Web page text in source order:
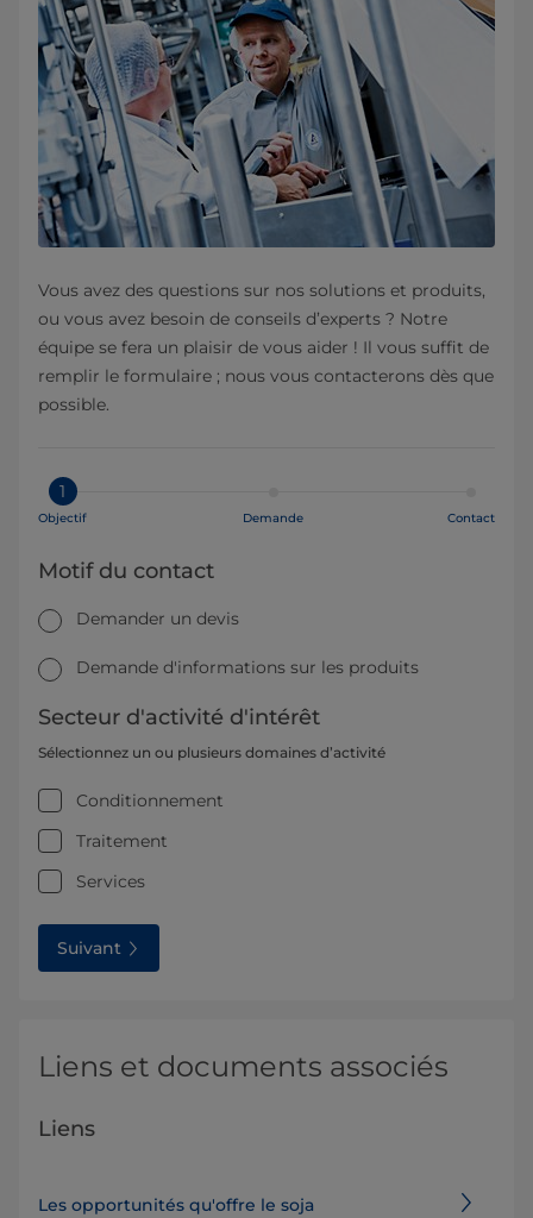
Vous avez des questions sur nos solutions et produits,
ou vous avez besoin de conseils d’experts ? Notre
équipe se fera un plaisir de vous aider ! Il vous suffit de
remplir le formulaire ; nous vous contacterons dès que
possible.
1
Objectif Demande Contact
Motif du contact
Demander un devis
Demande d'informations sur les produits
Secteur d'activité d'intérêt
Sélectionnez un ou plusieurs domaines d’activité
Conditionnement
Traitement
Services
Suivant
Liens et documents associés
Liens
Les opportunités qu'offre le soja